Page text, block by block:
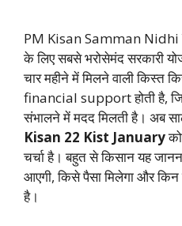
PM Kisan Samman Nidhi
के लिए सबसे भरोसेमंद सरकारी
चार महीने में मिलने वाली किस्त
financial support होती है,
संभालने में मदद मिलती है। अब
Kisan 22 Kist January
चर्चा है। बहुत से किसान यह
आएगी, किसे पैसा मिलेगा और
है।